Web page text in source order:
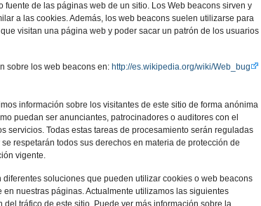
fuente de las páginas web de un sitio. Los Web beacons sirven y
a las cookies. Además, los web beacons suelen utilizarse para
visitan una página web y poder sacar un patrón de los usuarios
sobre los web beacons en: http://es.wikipedia.org/wiki/Web_bug
información sobre los visitantes de este sitio de forma anónima
puedan ser anunciantes, patrocinadores o auditores con el
servicios. Todas estas tareas de procesamiento serán reguladas
respetarán todos sus derechos en materia de protección de
vigente.
diferentes soluciones que pueden utilizar cookies o web beacons
nuestras páginas. Actualmente utilizamos las siguientes